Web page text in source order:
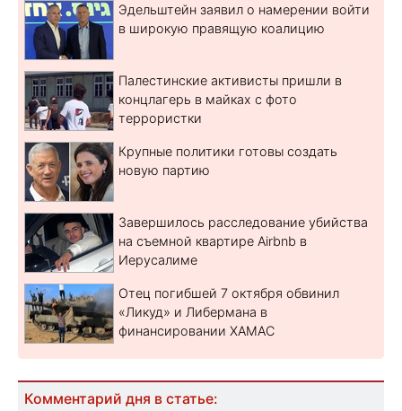
Эдельштейн заявил о намерении войти
в широкую правящую коалицию
Палестинские активисты пришли в
концлагерь в майках с фото
террористки
Крупные политики готовы создать
новую партию
Завершилось расследование убийства
на съемной квартире Airbnb в
Иерусалиме
Отец погибшей 7 октября обвинил
«Ликуд» и Либермана в
финансировании ХАМАС
Комментарий дня в статье: